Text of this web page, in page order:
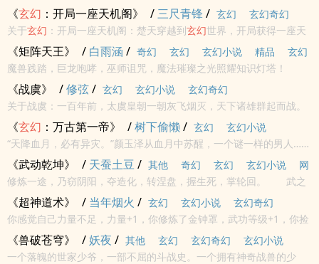
的故事。<br/><br/>初入玄幻 ，进入宗门，遭遇各种危机，打破常规
套路，热血重现
《玄幻 ：开局一座天机阁》 /三尺青锋 / 玄幻
玄幻奇幻
关于玄幻 ：开局一座天机阁：楚天穿越到玄幻世界，开局获得一座天
机阁推算世间万物，一切皆执掌于手中为了增加天机阁的威望，楚天
想尽办法设立榜单、发布秘境、推衍功法以及，曝光某些圣人、尊者
的小秘密天火...
《矩阵天王》 / 白雨涵 / 奇幻 玄幻 玄幻小说 精品
玄幻
奇幻
魔兽践踏，巨龙咆哮，巫师诅咒，魔法璀璨之光照耀知识灯塔！
《战虞》 /修弦/ 玄幻 玄幻小说
玄幻奇幻
关于战虞：一百年前，太虞皇朝一朝灰飞烟灭，天下诸雄群起而战。
一百年后，八大王朝崛起，瓜分了分裂的太虞疆域。
《玄幻 ：万古第一帝》 /树下偷懒 / 玄幻
玄幻小说
“天降血月，必有异灾。”颜玉泽从血月中苏醒，一个谜一样的男人……
《武动乾坤》 / 天蚕土豆 / 其他 奇幻 玄幻 玄幻小说
网
络
玄幻奇幻
修炼一途，乃窃阴阳，夺造化，转涅盘，握生死，掌轮回。 武之
极，破苍穹，动乾坤！
《超神道术》 / 当年烟火 / 玄幻 玄幻小说
玄幻奇幻
你感觉自己力量不足，力量+1，你修炼了金钟罩，武功等级+1，你捡
到了一本道经，悟性+1，你的对手力大无穷，金钟罩大圆满，你将金
钟罩，铁布衫，十三横练全部+...
《兽破苍穹》 /妖夜 / 其他 玄幻 玄幻奇幻
玄幻小说
一个落魄的世家少爷，一部不屈的斗战史。一个拥有神奇战兽的少